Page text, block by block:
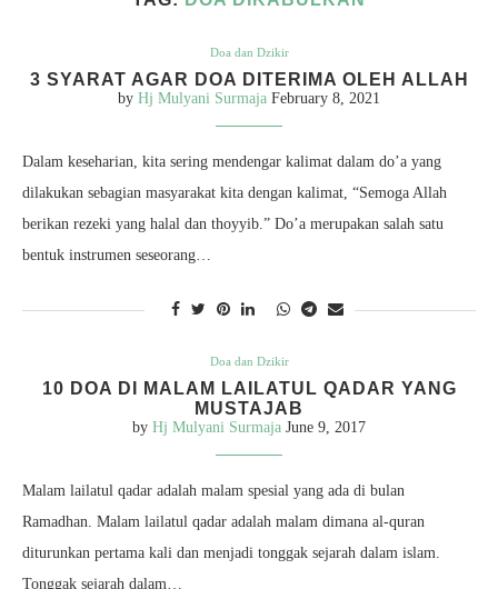
Doa dan Dzikir
3 SYARAT AGAR DOA DITERIMA OLEH ALLAH
by Hj Mulyani Surmaja February 8, 2021
Dalam keseharian, kita sering mendengar kalimat dalam do’a yang
dilakukan sebagian masyarakat kita dengan kalimat, “Semoga Allah
berikan rezeki yang halal dan thoyyib.” Do’a merupakan salah satu
bentuk instrumen seseorang…
Doa dan Dzikir
10 DOA DI MALAM LAILATUL QADAR YANG
MUSTAJAB
by Hj Mulyani Surmaja June 9, 2017
Malam lailatul qadar adalah malam spesial yang ada di bulan
Ramadhan. Malam lailatul qadar adalah malam dimana al-quran
diturunkan pertama kali dan menjadi tonggak sejarah dalam islam.
Tonggak sejarah dalam…